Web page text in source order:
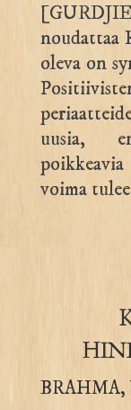
noudattaa
oleva on
uusia,
voima
BRAHMA,